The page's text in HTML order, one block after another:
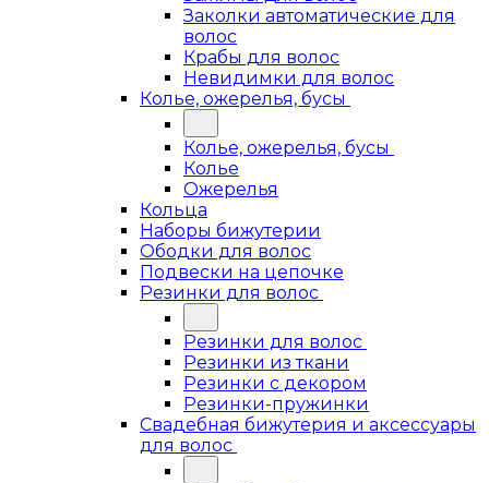
Заколки автоматические для
волос
Крабы для волос
Невидимки для волос
Колье, ожерелья, бусы
Колье, ожерелья, бусы
Колье
Ожерелья
Кольца
Наборы бижутерии
Ободки для волос
Подвески на цепочке
Резинки для волос
Резинки для волос
Резинки из ткани
Резинки с декором
Резинки-пружинки
Свадебная бижутерия и аксессуары
для волос